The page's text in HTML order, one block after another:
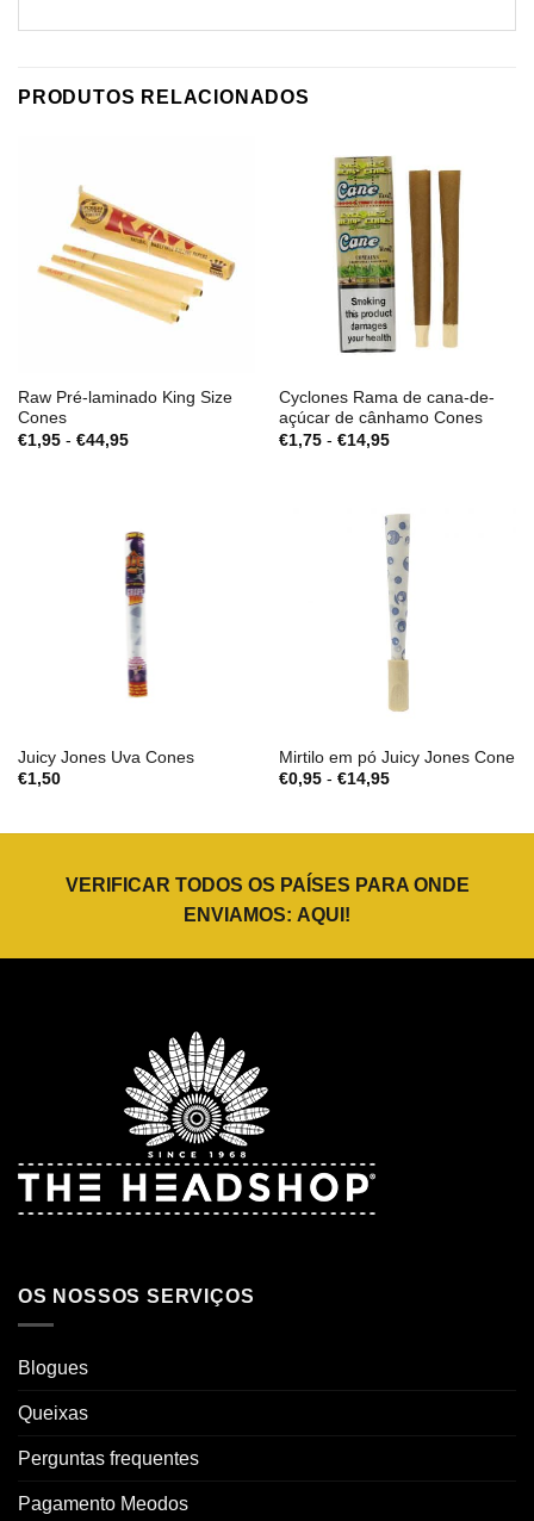
PRODUTOS RELACIONADOS
Raw Pré-laminado King Size
Cones
€1,95 - €44,95Gama
Cyclones Rama de cana-de-
açúcar de cânhamo Cones
€1,75 - €14,95Gama
€14,95
Juicy Jones Uva Cones
€1,50
Mirtilo em pó Juicy Jones Cone
€0,95 - €14,95Gama
VERIFICAR TODOS OS PAÍSES PARA ONDE
ENVIAMOS: AQUI !
OS NOSSOS SERVIÇOS
Blogues
Queixas
Perguntas frequentes
Pagamento Meodos